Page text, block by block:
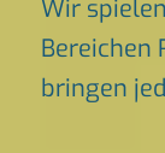
Wir
Bereichen
bringen